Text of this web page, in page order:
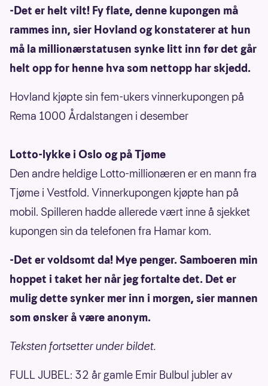
-Det er helt vilt! Fy flate, denne kupongen må
rammes inn, sier Hovland og konstaterer at hun
må la millionærstatusen synke litt inn før det går
helt opp for henne hva som nettopp har skjedd.
Hovland kjøpte sin fem-ukers vinnerkupongen på
Rema 1000 Årdalstangen i desember
Lotto-lykke i Oslo og på Tjøme
Den andre heldige Lotto-millionæren er en mann fra
Tjøme i Vestfold. Vinnerkupongen kjøpte han på
mobil. Spilleren hadde allerede vært inne å sjekket
kupongen sin da telefonen fra Hamar kom.
-Det er voldsomt da! Mye penger. Samboeren min
hoppet i taket her når jeg fortalte det. Det er
mulig dette synker mer inn i morgen, sier mannen
som ønsker å være anonym.
Teksten fortsetter under bildet.
FULL JUBEL: 32 år gamle Emir Bulbul jubler av